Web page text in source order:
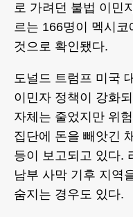
로 가려던 불법 이민
르는 166명이 멕시
것으로 확인됐다.
도널드 트럼프 미국
이민자 정책이 강화
자체는 줄었지만 위
집단에 돈을 빼앗긴
등이 보고되고 있다.
남부 사막 기후 지역
숨지는 경우도 있다.